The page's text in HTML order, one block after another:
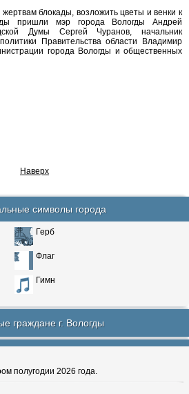
блокады, возложить цветы и венки к
пришли мэр города Вологды Андрей
Думы Сергей Чуранов, начальник
Правительства области Владимир
города Вологды и общественных
Наверх
символы города
Герб
Флаг
Гимн
граждане г. Вологды
полугодии 2026 года.